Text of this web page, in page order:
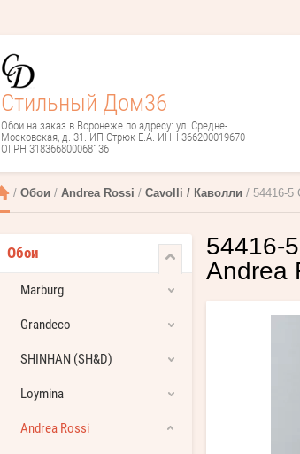
Стильный Дом36
Обои на заказ в Воронеже по адресу: ул. Средне-
Московская, д. 31. ИП Стрюк Е.А. ИНН 366200019670
ОГРН 318366800068136
/ Обои / Andrea Rossi / Cavolli / Каволли / 54416-5
Обои
Marburg
Grandeco
SHINHAN (SH&D)
Loymina
Andrea Rossi
54416-
Andrea